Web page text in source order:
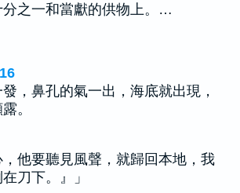
分之一和當獻的供物上。…
，鼻孔的氣一出，海底就出現，
。
他要聽見風聲，就歸回本地，我
刀下。』」